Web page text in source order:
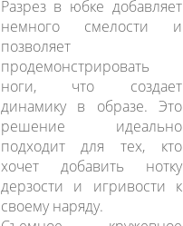
Разрез в юбке добавляет
немного смелости и
позволяет
продемонстрировать
ноги, что создает
динамику в образе. Это
решение идеально
подходит для тех, кто
хочет добавить нотку
дерзости и игривости к
своему наряду.